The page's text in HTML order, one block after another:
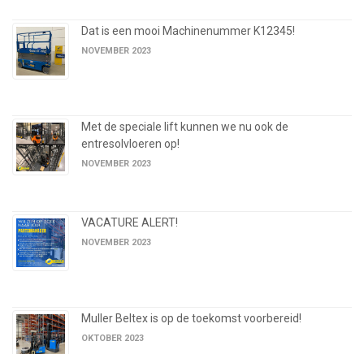
Dat is een mooi Machinenummer K12345!
NOVEMBER 2023
Met de speciale lift kunnen we nu ook de
entresolvloeren op!
NOVEMBER 2023
VACATURE ALERT!
NOVEMBER 2023
Muller Beltex is op de toekomst voorbereid!
OKTOBER 2023